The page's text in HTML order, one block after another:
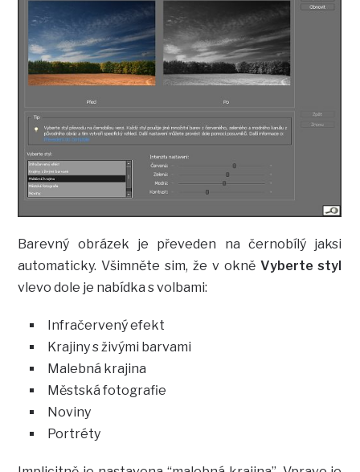
Barevný obrázek je převeden na černobílý jaksi
automaticky. Všimněte sim, že v okně Vyberte styl
vlevo dole je nabídka s volbami:
Infračervený efekt
Krajiny s živými barvami
Malebná krajina
Městská fotografie
Noviny
Portréty